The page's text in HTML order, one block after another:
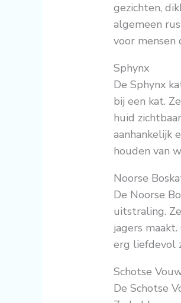
gezichten,
algemeen
voor mensen
Sphynx
De Sphynx
bij een kat.
huid
aanhankelijk
houden van
Noorse
De Noorse
uitstraling.
jagers
erg liefdevol
Schotse
De Schotse